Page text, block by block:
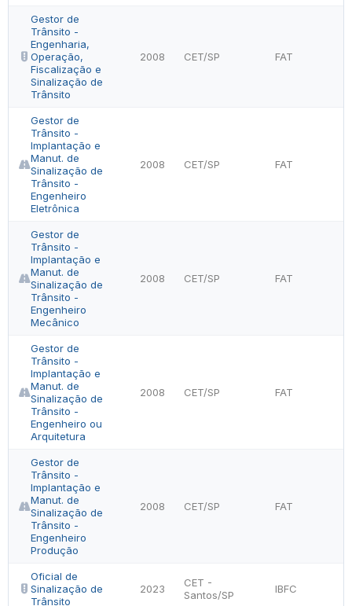
Gestor de
Trânsito -
Engenharia,
Operação,
Fiscalização e
Sinalização de
Trânsito
2008 CET/SP FAT
Gestor de
Trânsito -
Implantação e
Manut. de
Sinalização de
Trânsito -
Engenheiro
Eletrônica
2008 CET/SP FAT
Gestor de
Trânsito -
Implantação e
Manut. de
Sinalização de
Trânsito -
Engenheiro
Mecânico
2008 CET/SP FAT
Gestor de
Trânsito -
Implantação e
Manut. de
Sinalização de
Trânsito -
Engenheiro ou
Arquitetura
2008 CET/SP FAT
Gestor de
Trânsito -
Implantação e
Manut. de
Sinalização de
Trânsito -
Engenheiro
Produção
2008 CET/SP FAT
Oficial de
Sinalização de
Trânsito
2023
CET -
Santos/SP
IBFC